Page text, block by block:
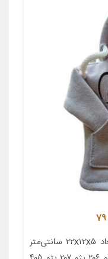
معرفی محصول جزئیات محصول ابعاد ۲۲x۱۲x۵ سانتی‌متر